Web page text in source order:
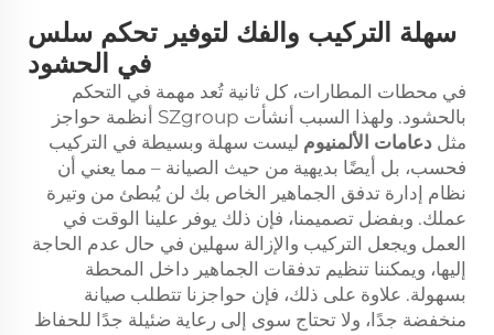
سهلة التركيب والفك لتوفير تحكم سلس
في الحشود
في محطات المطارات، كل ثانية تُعد مهمة في التحكم
بالحشود. ولهذا السبب أنشأت SZgroup أنظمة حواجز
مثل دعامات الألمنيوم ليست سهلة وبسيطة في التركيب
فحسب، بل أيضًا بديهية من حيث الصيانة – مما يعني أن
نظام إدارة تدفق الجماهير الخاص بك لن يُبطئ من وتيرة
عملك. وبفضل تصميمنا، فإن ذلك يوفر علينا الوقت في
العمل ويجعل التركيب والإزالة سهلين في حال عدم الحاجة
إليها، ويمكننا تنظيم تدفقات الجماهير داخل المحطة
بسهولة. علاوة على ذلك، فإن حواجزنا تتطلب صيانة
منخفضة جدًا، ولا تحتاج سوى إلى رعاية ضئيلة جدًا للحفاظ